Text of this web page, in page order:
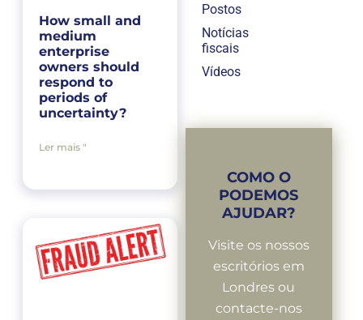
How small and
medium
enterprise
owners should
respond to
periods of
uncertainty?
Ler mais "
Postos
Notícias
fiscais
Vídeos
COMO O
PODEMOS
AJUDAR?
Visite os nossos
escritórios em
Londres ou
contacte-nos